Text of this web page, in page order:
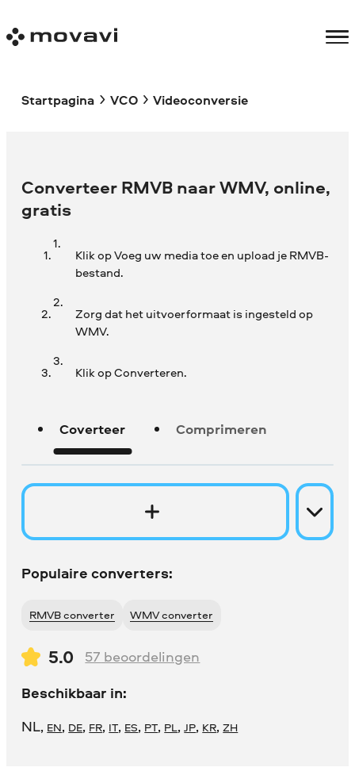
Startpagina VCO Videoconversie
Converteer RMVB naar WMV, online,
gratis
Klik op Voeg uw media toe en upload je RMVB-
bestand.
Zorg dat het uitvoerformaat is ingesteld op
WMV.
Klik op Converteren.
Coverteer Comprimeren
Populaire converters:
RMVB converter WMV converter
5.0 57 beoordelingen
Beschikbaar in:
NL, EN, DE, FR, IT, ES, PT, PL,JP, KR,ZH